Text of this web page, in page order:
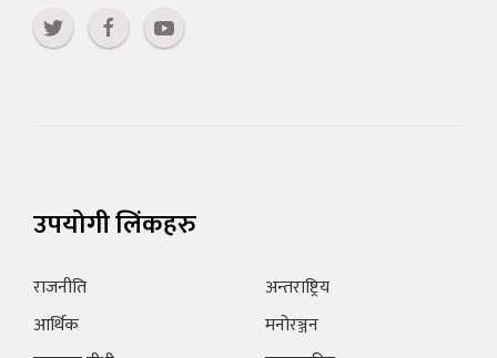
उपयोगी लिंकहरु
राजनीति
आर्थिक
अन्तराष्ट्रिय
मनोरञ्जन